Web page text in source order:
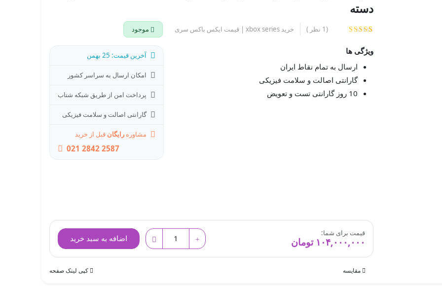
دسته
5.00
در
مشتری
(
1 نظر ) خرید xbox series | قیمت ایکس باکس سری موجود
ویژگی ها
ارسال به تمام نقاط ایران
گارانتی اصالت و سلامت فیزیکی
10 روز گارانتی تست و تعویض
آخرین قیمت: 25 بهمن
امکان ارسال به سراسر کشور
پرداخت امن از طریق شبکه شتاب
گارانتی اصالت و سلامت فیزیکی
مشاوره رایگان قبل از خرید
021 2842 2587
قیمت برای شما:
۱۰۴,۰۰۰,۰۰۰ تومان
خرید
ایکس
باکس
اضافه به سبد خرید
مقایسه کپی لینک صفحه